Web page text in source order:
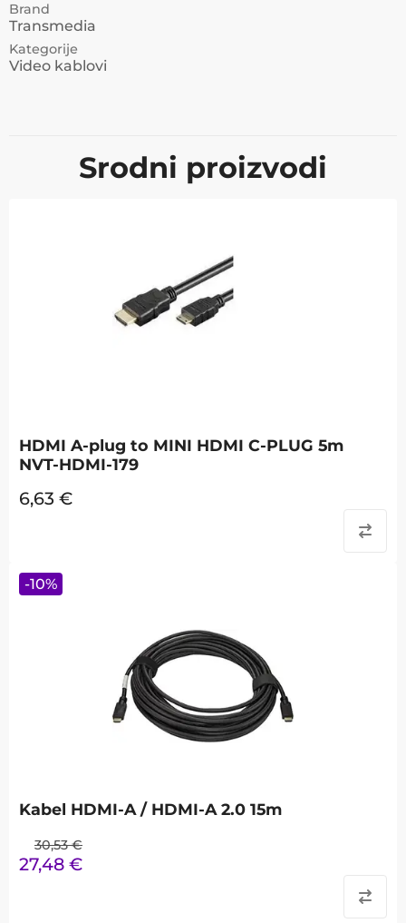
Brand
Transmedia
Kategorije
Video kablovi
Srodni proizvodi
HDMI A-plug to MINI HDMI C-PLUG 5m
NVT-HDMI-179
6,63 €
Kabel HDMI-A / HDMI-A 2.0 15m
30,53 €
27,48 €
-10%